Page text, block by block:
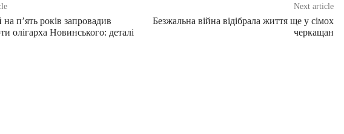
п’ять років запровадив
олігарха Новинського: деталі
Next article
Безжальна війна відібрала життя ще у сімох
черкащан